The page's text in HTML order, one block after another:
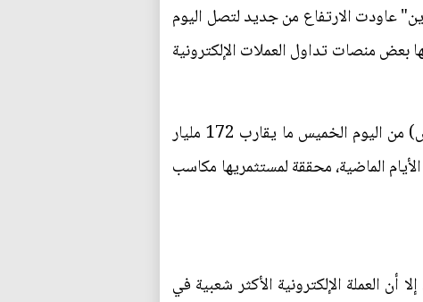
سجلته عند 11 ألف دولار، لكن الـ "بيتكوين" عاودت الارتفاع من جديد لتصل اليوم
تعرضت لها بعض منصات تداول العملات الإلكترونية
وبلغت القيمة السوقية للـ "بيتكوين" بحلول الساعة 09:26 بتوقيت موسكو (06:26 بتوقيت غرينيتش) من اليوم الخميس ما يقارب 172 مليار
إلى مستوى 10 – 11 ألف دولار سجلتها خلال الأيام الماضية، محققة لمستثمريها مكاسب
اليوم الأربعاء، إلا أن العملة الإلكترونية الأكثر شعبية في